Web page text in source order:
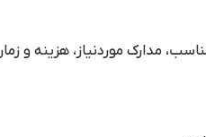
مدارک موردنیاز، هزینه و